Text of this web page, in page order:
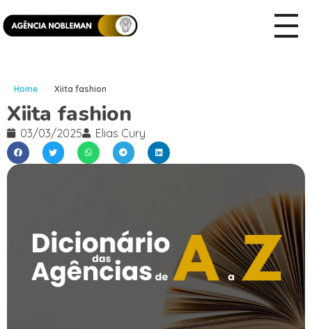
Home Xiita fashion
Xiita fashion
03/03/2025 Elias Cury